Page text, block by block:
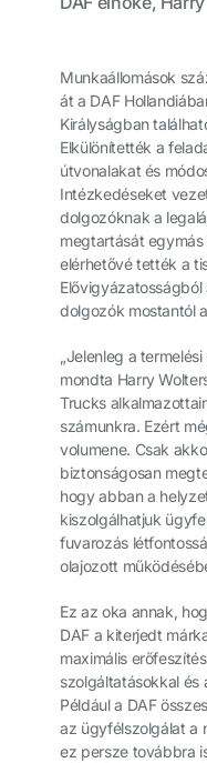
Munkaállomások
át a DAF
Királyságban
Elkülönítették a
útvonalakat és
Intézkedéseket
dolgozóknak a
megtartását
elérhetővé tették a
dolgozók mostantól
„Jelenleg a
mondta Harry
Trucks
számunkra. Ezért
volumene. Csak
biztonságosan
hogy abban a
kiszolgálhatjuk
fuvarozás
olajozott
Ez az oka annak,
DAF a kiterjedt
maximális
szolgáltatásokkal és
Például a DAF
az ügyfélszolgálat a
ez persze továbbra